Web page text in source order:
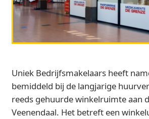
Uniek Bedrijfsmakelaars heeft
bemiddeld bij de langjarige
reeds gehuurde winkelruimte aan
Veenendaal. Het betreft een